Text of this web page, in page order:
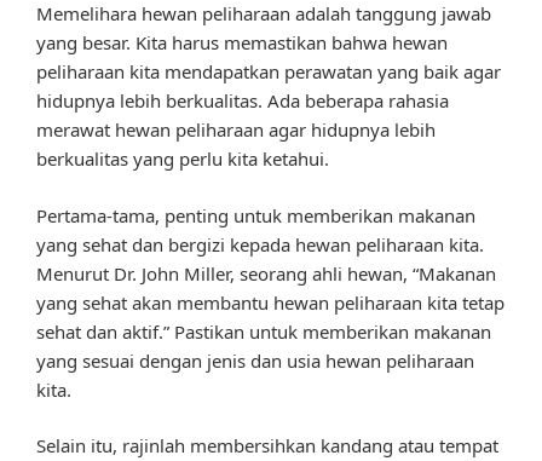
Memelihara hewan peliharaan adalah tanggung jawab
yang besar. Kita harus memastikan bahwa hewan
peliharaan kita mendapatkan perawatan yang baik agar
hidupnya lebih berkualitas. Ada beberapa rahasia
merawat hewan peliharaan agar hidupnya lebih
berkualitas yang perlu kita ketahui.
Pertama-tama, penting untuk memberikan makanan
yang sehat dan bergizi kepada hewan peliharaan kita.
Menurut Dr. John Miller, seorang ahli hewan, “Makanan
yang sehat akan membantu hewan peliharaan kita tetap
sehat dan aktif.” Pastikan untuk memberikan makanan
yang sesuai dengan jenis dan usia hewan peliharaan
kita.
Selain itu, rajinlah membersihkan kandang atau tempat